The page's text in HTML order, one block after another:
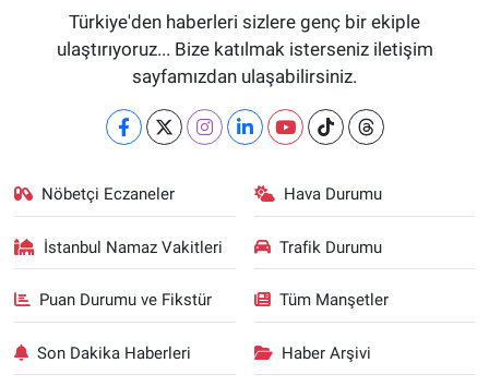
Türkiye'den haberleri sizlere genç bir ekiple
ulaştırıyoruz... Bize katılmak isterseniz iletişim
sayfamızdan ulaşabilirsiniz.
Nöbetçi Eczaneler Hava Durumu
İstanbul Namaz Vakitleri Trafik Durumu
Puan Durumu ve Fikstür Tüm Manşetler
Son Dakika Haberleri Haber Arşivi